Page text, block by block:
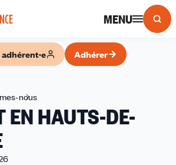
MENU
Adhérer
nous
CFDT
EN HAUTS-DE-